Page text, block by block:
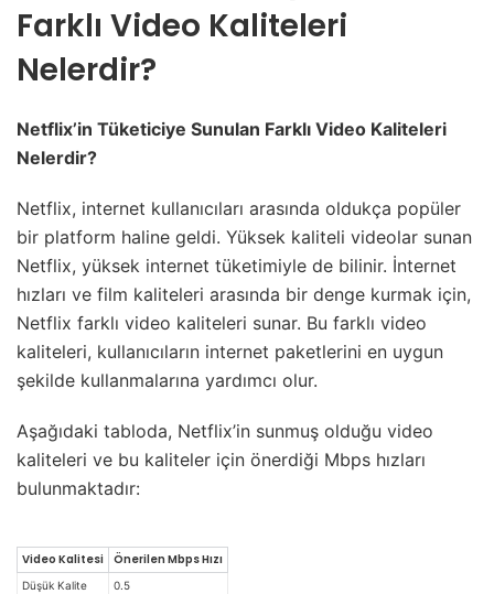
Farklı Video Kaliteleri
Nelerdir?
Netflix’in Tüketiciye Sunulan Farklı Video Kaliteleri
Nelerdir?
Netflix, internet kullanıcıları arasında oldukça popüler
bir platform haline geldi. Yüksek kaliteli videolar sunan
Netflix, yüksek internet tüketimiyle de bilinir. İnternet
hızları ve film kaliteleri arasında bir denge kurmak için,
Netflix farklı video kaliteleri sunar. Bu farklı video
kaliteleri, kullanıcıların internet paketlerini en uygun
şekilde kullanmalarına yardımcı olur.
Aşağıdaki tabloda, Netflix’in sunmuş olduğu video
kaliteleri ve bu kaliteler için önerdiği Mbps hızları
bulunmaktadır:
Video Kalitesi Önerilen Mbps Hızı
Düşük Kalite
0.5